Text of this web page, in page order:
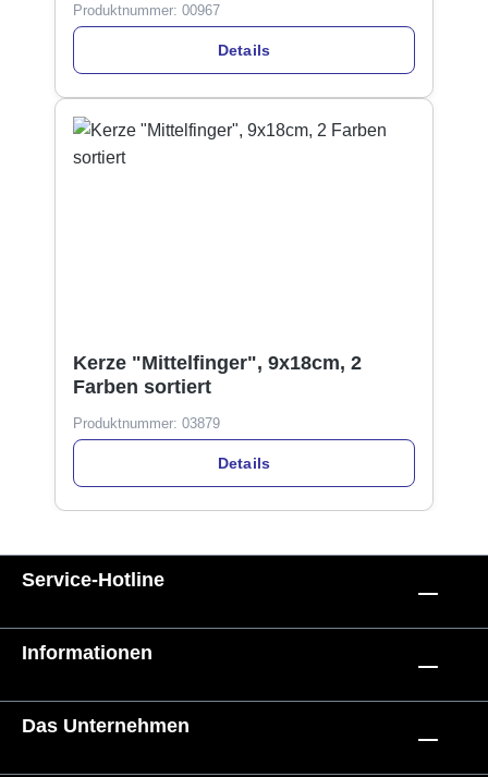
Produktnummer: 00967
Details
Kerze "Mittelfinger", 9x18cm, 2
Farben sortiert
Produktnummer: 03879
Details
Service-Hotline
Informationen
Das Unternehmen